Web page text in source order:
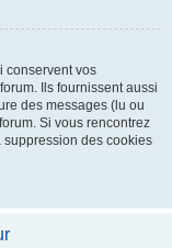
conservent vos
Ils fournissent aussi
des messages (lu ou
Si vous rencontrez
des cookies